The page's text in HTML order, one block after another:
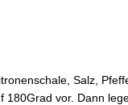
Salz,
180Grad vor. Dann